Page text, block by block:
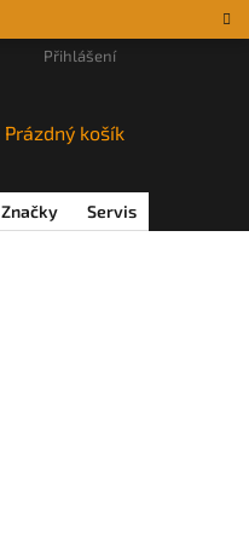
VĚRNOSTNÍ PROGRAM
Přihlášení
NÁKUPNÍ
Prázdný košík
Značky Servis